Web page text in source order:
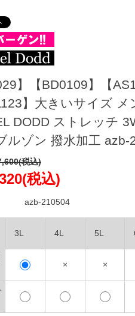
】【BD0109】【
】大きいサイズ メ
DODD ストレッチ
ルゾン 撥水加工 azb-
税込)
税込)
azb-210504
3L 4L 5L
× ×